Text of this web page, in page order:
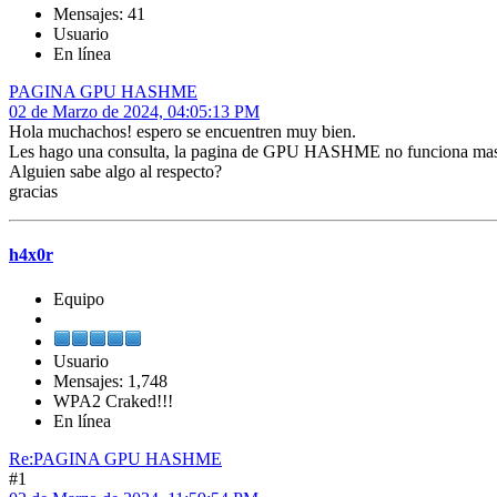
Mensajes: 41
Usuario
En línea
PAGINA GPU HASHME
02 de Marzo de 2024, 04:05:13 PM
Hola muchachos! espero se encuentren muy bien.
Les hago una consulta, la pagina de GPU HASHME no funciona
Alguien sabe algo al respecto?
gracias
h4x0r
Equipo
Usuario
Mensajes: 1,748
WPA2 Craked!!!
En línea
Re:PAGINA GPU HASHME
#1